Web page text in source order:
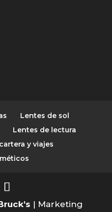
Lentes de sol
Lentes de lectura
y viajes
| Marketing